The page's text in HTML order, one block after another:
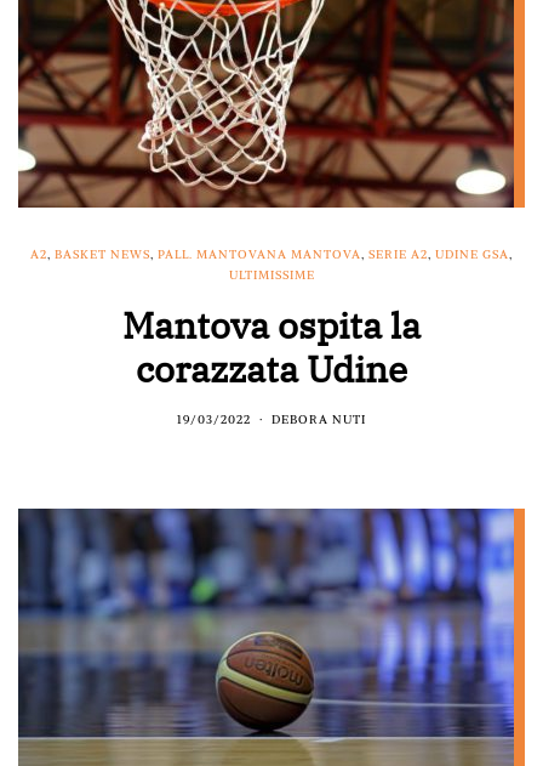
A2, BASKET NEWS, PALL. MANTOVANA MANTOVA, SERIE A2, UDINE GSA,
ULTIMISSIME
Mantova ospita la
corazzata Udine
19/03/2022 DEBORA NUTI